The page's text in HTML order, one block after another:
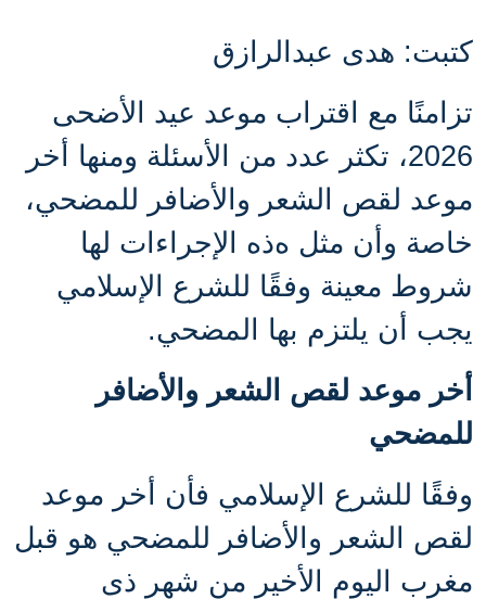
كتبت: هدى عبدالرازق
تزامنًا مع اقتراب موعد عيد الأضحى
2026، تكثر عدد من الأسئلة ومنها أخر
موعد لقص الشعر والأضافر للمضحي،
خاصة وأن مثل هذه الإجراءات لها
شروط معينة وفقًا للشرع الإسلامي
يجب أن يلتزم بها المضحي.
أخر موعد لقص الشعر والأضافر
للمضحي
وفقًا للشرع الإسلامي فأن
أخر موعد
لقص الشعر والأضافر للمضحي هو قبل
مغرب اليوم الأخير من شهر ذى